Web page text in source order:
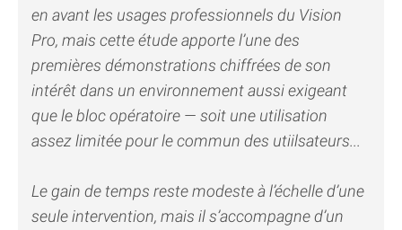
en avant les usages professionnels du Vision
Pro, mais cette étude apporte l’une des
premières démonstrations chiffrées de son
intérêt dans un environnement aussi exigeant
que le bloc opératoire — soit une utilisation
assez limitée pour le commun des utiilsateurs...
Le gain de temps reste modeste à l’échelle d’une
seule intervention, mais il s’accompagne d’un